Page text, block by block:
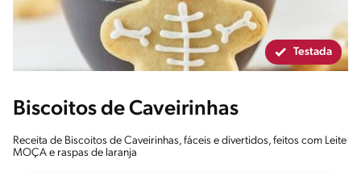
Testada
Biscoitos de Caveirinhas
Receita de Biscoitos de Caveirinhas, fáceis e divertidos, feitos com Leite
MOÇA e raspas de laranja